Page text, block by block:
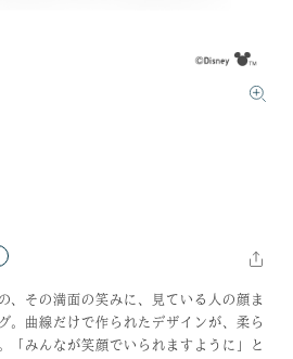
その満面の笑みに、見ている人の顔ま
。曲線だけで作られたデザインが、柔ら
「みんなが笑顔でいられますように」と